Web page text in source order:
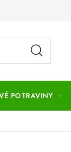
POTRAVINY